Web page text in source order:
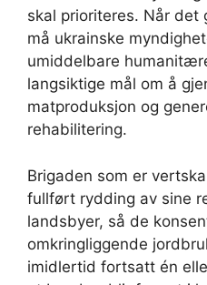
skal prioriteres. Når det
må ukrainske
umiddelbare
langsiktige mål om å
matproduksjon og
rehabilitering.
Brigaden som er
fullført rydding av sine
landsbyer, så de
omkringliggende
imidlertid fortsatt én